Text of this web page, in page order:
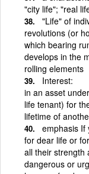
"city life"; "real
"Life" of
revolutions (or
which bearing
develops in the
rolling elements
Interest:
in an asset
life tenant) for
lifetime of
emphasis If
for dear life or
all their strength
dangerous or